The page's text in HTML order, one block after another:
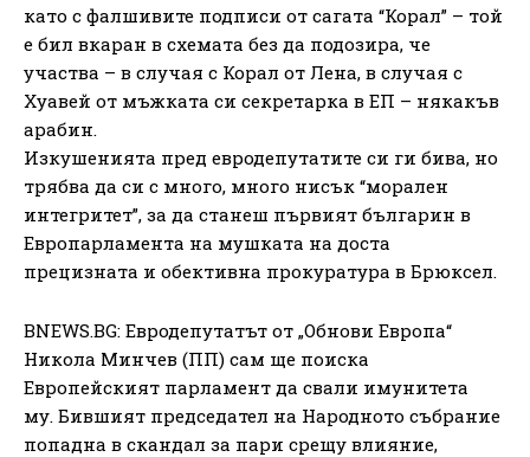
като с фалшивите подписи от сагата “Корал” – той
е бил вкаран в схемата без да подозира, че
участва – в случая с Корал от Лена, в случая с
Хуавей от мъжката си секретарка в ЕП – някакъв
арабин.
Изкушенията пред евродепутатите си ги бива, но
трябва да си с много, много нисък “морален
интегритет”, за да станеш първият българин в
Европарламента на мушката на доста
прецизната и обективна прокуратура в Брюксел.
BNEWS.BG: Евродепутатът от „Обнови Европа“
Никола Минчев (ПП) сам ще поиска
Европейският парламент да свали имунитета
му. Бившият председател на Народното събрание
попадна в скандал за пари срещу влияние,